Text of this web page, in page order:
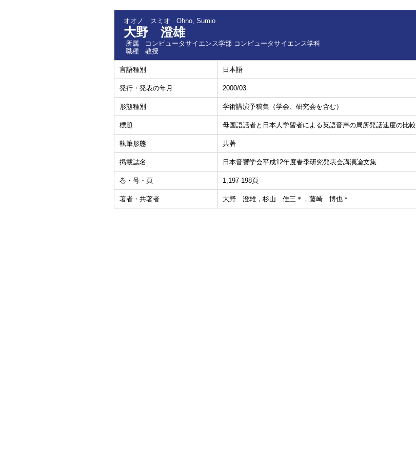
オオノ スミオ Ohno, Sumio
大野 澄雄
所属
コンピュータサイエンス学部 コンピュータサイエンス学科
職種
教授
言語種別 日本語
発行・発表の年月 2000/03
形態種別 学術講演予稿集（学会、研究会を含む）
標題 母国語話者と日本人学習者による英語音声の局所発話速度の比較
執筆形態 共著
掲載誌名 日本音響学会平成12年度春季研究発表会講演論文集
巻・号・頁 1,197-198頁
著者・共著者 大野 澄雄，杉山 佳三＊，藤崎 博也＊